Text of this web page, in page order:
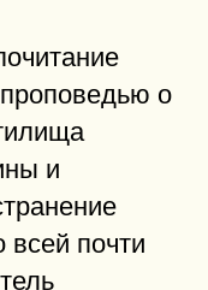
о
и
всей почти